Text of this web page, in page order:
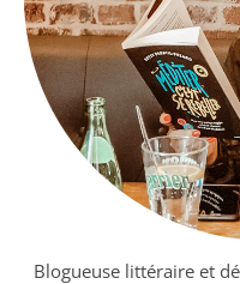
Blogueuse littéraire et